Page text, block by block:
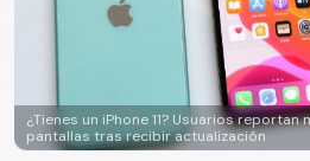
¿Tienes un iPhone 11? Usuarios
pantallas tras recibir actualización